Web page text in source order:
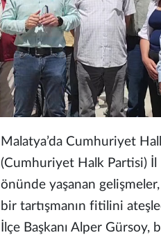
Malatya’da Cumhuriyet
(Cumhuriyet Halk Partisi) İl
önünde yaşanan
bir tartışmanın fitilini
İlçe Başkanı Alper